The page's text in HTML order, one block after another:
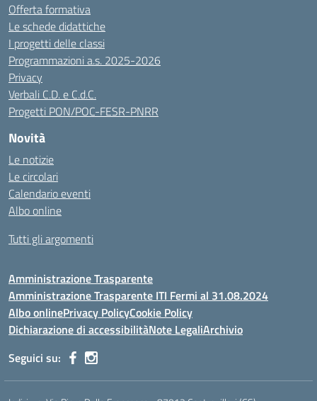
Offerta formativa
Le schede didattiche
I progetti delle classi
Programmazioni a.s. 2025-2026
Privacy
Verbali C.D. e C.d.C.
Progetti PON/POC-FESR-PNRR
Novità
Le notizie
Le circolari
Calendario eventi
Albo online
Tutti gli argomenti
Amministrazione Trasparente
Amministrazione Trasparente ITI Fermi al 31.08.2024
Albo onlinePrivacy PolicyCookie Policy
Dichiarazione di accessibilitàNote LegaliArchivio
Seguici su: